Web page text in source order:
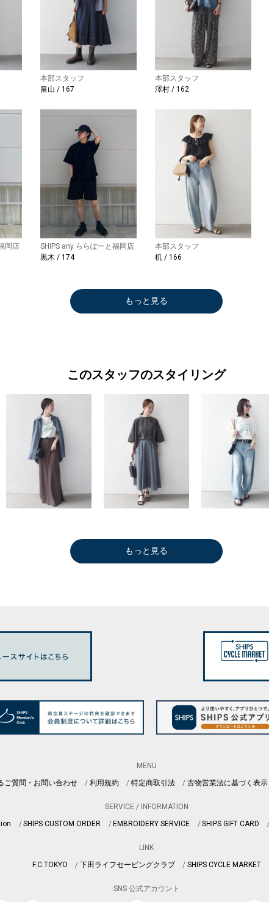
本部スタッフ
畠山 / 167
本部スタッフ
澤村 / 162
岡店
SHIPS any ららぽーと福岡店
黒木 / 174
本部スタッフ
机 / 166
もっと見る
このスタッフのスタイリング
もっと見る
MENU
ご質問・お問い合わせ 利用規約 特定商取引法 古物営業法に基づく表示
SERVICE / INFORMATION
SHIPS CUSTOM ORDER EMBROIDERY SERVICE SHIPS GIFT CARD
LINK
F.C.TOKYO
下田ライフセービングクラブ SHIPS CYCLE MARKET
SNS 公式アカウント